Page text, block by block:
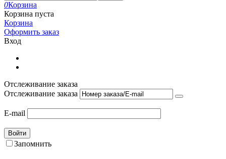
0Корзина
Корзина пуста
Корзина
Оформить заказ
Вход
Отслеживание заказа
Отслеживание заказа
E-mail
Войти
Запомнить